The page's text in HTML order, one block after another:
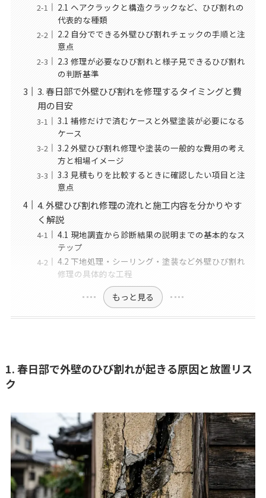
2.1 ヘアクラックと構造クラックなど、ひび割れの
代表的な種類
2.2 自分でできる外壁ひび割れチェックの手順と注
意点
2.3 修理が必要なひび割れと様子見できるひび割れ
の判断基準
3. 春日部で外壁ひび割れを修理するタイミングと費
用の目安
3.1 補修だけで済むケースと外壁塗装が必要になる
ケース
3.2 外壁ひび割れ修理や塗装の一般的な費用の考え
方と相場イメージ
3.3 見積もりを比較するときに確認したい項目と注
意点
4. 外壁ひび割れ修理の流れと施工内容を分かりやす
く解説
4.1 現地調査から診断結果の説明までの基本的なス
テップ
4.2 下地処理・シーリング・塗装など外壁ひび割れ
修理の具体的な工程
もっと見る
1. 春日部で外壁のひび割れが起きる原因と放置リス
ク